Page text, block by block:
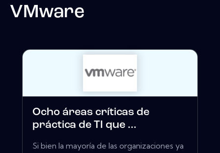
VMware
Ocho áreas críticas de
práctica de TI que ...
Si bien la mayoría de las organizaciones ya